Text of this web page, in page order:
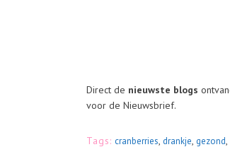
Direct de nieuwste blogs
voor de Nieuwsbrief.
Tags: cranberries, drankje, gezond,